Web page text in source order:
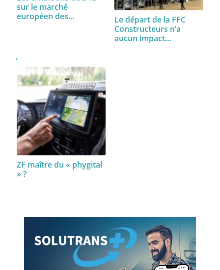
sur le marché
européen des…
Le départ de la FFC
Constructeurs n’a
aucun impact…
ZF maître du « phygital
» ?